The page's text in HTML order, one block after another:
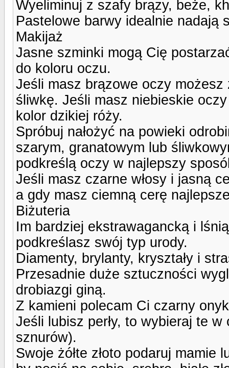
Wyeliminuj z szafy brązy, beże,
Pastelowe barwy idealnie nadają
Makijaż
Jasne szminki mogą Cię
do koloru oczu.
Jeśli masz brązowe oczy
śliwkę. Jeśli masz niebieskie
kolor dzikiej róży.
Spróbuj nałożyć na powieki
szarym, granatowym lub
podkreślą oczy w najlepszy
Jeśli masz czarne włosy i jasną
a gdy masz ciemną cerę
Biżuteria
Im bardziej ekstrawagancką i
podkreślasz swój typ urody.
Diamenty, brylanty, kryształy i
Przesadnie duże sztuczności
drobiazgi giną.
Z kamieni polecam Ci czarny
Jeśli lubisz perły, to wybieraj te
sznurów).
Swoje żółte złoto podaruj mamie